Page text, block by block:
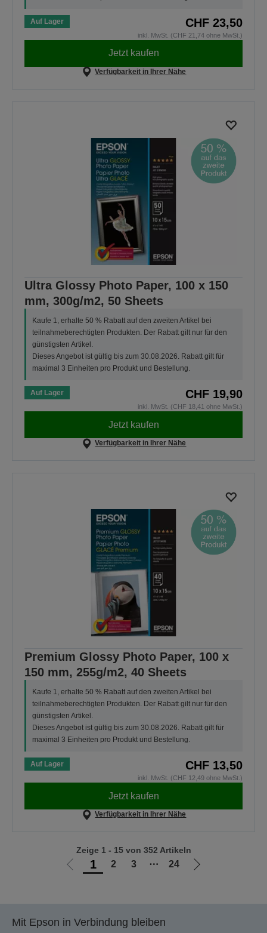
Auf Lager CHF 23,50
inkl. MwSt. (CHF 21,74 ohne MwSt.)
Jetzt kaufen
Verfügbarkeit in Ihrer Nähe
Ultra Glossy Photo Paper, 100 x 150
mm, 300g/m2, 50 Sheets
Kaufe 1, erhalte 50 % Rabatt auf den zweiten Artikel bei
teilnahmeberechtigten Produkten. Der Rabatt gilt nur für den
günstigsten Artikel.
Dieses Angebot ist gültig bis zum 30.08.2026. Rabatt gilt für
maximal 3 Einheiten pro Produkt und Bestellung.
Auf Lager CHF 19,90
inkl. MwSt. (CHF 18,41 ohne MwSt.)
Jetzt kaufen
Verfügbarkeit in Ihrer Nähe
Premium Glossy Photo Paper, 100 x
150 mm, 255g/m2, 40 Sheets
Kaufe 1, erhalte 50 % Rabatt auf den zweiten Artikel bei
teilnahmeberechtigten Produkten. Der Rabatt gilt nur für den
günstigsten Artikel.
Dieses Angebot ist gültig bis zum 30.08.2026. Rabatt gilt für
maximal 3 Einheiten pro Produkt und Bestellung.
Auf Lager CHF 13,50
inkl. MwSt. (CHF 12,49 ohne MwSt.)
Jetzt kaufen
Verfügbarkeit in Ihrer Nähe
Zur
1 2 3 ⋯ 24
Zur
Zeige 1 - 15 von 352 Artikeln
Mit Epson in Verbindung bleiben